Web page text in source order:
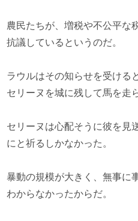
農民たちが、増税や不公平な
抗議しているというのだ。
ラウルはその知らせを受ける
セリーヌを城に残して馬を走
セリーヌは心配そうに彼を見
にと祈るしかなかった。
暴動の規模が大きく、無事に
わからなかったからだ。